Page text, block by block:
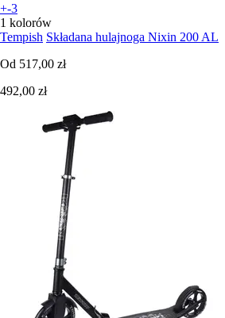
+-3
1 kolorów
Tempish Składana hulajnoga Nixin 200 AL
Od 517,00 zł
492,00 zł